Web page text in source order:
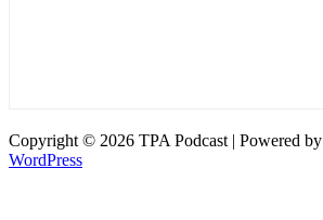
Copyright © 2026 TPA Podcast | Powered by
WordPress